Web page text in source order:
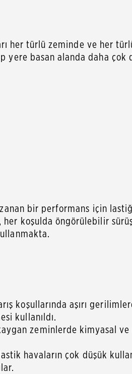
her türlü zeminde ve her
basan alanda daha çok
bir performans için
her koşulda öngörülebilir
koşullarında aşırı
kullanıldı.
zeminlerde kimyasal
havaların çok düşük